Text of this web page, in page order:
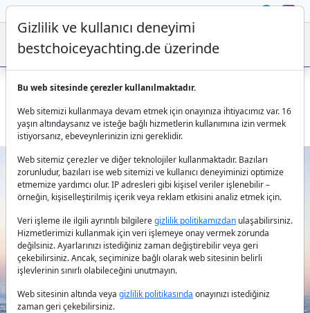
Lüks Motoryat Panfeliss - 39.5m 5 Kabin Bodrum Çıkışlı
Kiralama
Previous
Gizlilik ve kullanıcı deneyimi
bestchoiceyachting.de üzerinde
Bu web sitesinde çerezler kullanılmaktadır.
Web sitemizi kullanmaya devam etmek için onayınıza ihtiyacımız var. 16
yaşın altındaysanız ve isteğe bağlı hizmetlerin kullanımına izin vermek
istiyorsanız, ebeveynlerinizin izni gereklidir.
Web sitemiz çerezler ve diğer teknolojiler kullanmaktadır. Bazıları
zorunludur, bazıları ise web sitemizi ve kullanıcı deneyiminizi optimize
etmemize yardımcı olur. IP adresleri gibi kişisel veriler işlenebilir –
örneğin, kişiselleştirilmiş içerik veya reklam etkisini analiz etmek için.
Veri işleme ile ilgili ayrıntılı bilgileregizlilik politikamızdan ulaşabilirsiniz.
Hizmetlerimizi kullanmak için veri işlemeye onay vermek zorunda
değilsiniz. Ayarlarınızı istediğiniz zaman değiştirebilir veya geri
çekebilirsiniz. Ancak, seçiminize bağlı olarak web sitesinin belirli
işlevlerinin sınırlı olabileceğini unutmayın.
Web sitesinin altında veya gizlilik politikasında onayınızı istediğiniz
zaman geri çekebilirsiniz.